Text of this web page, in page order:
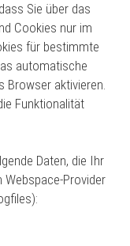
Sie über das
Cookies nur im
für bestimmte
automatische
Browser aktivieren.
Funktionalität
Daten, die Ihr
Webspace-Provider